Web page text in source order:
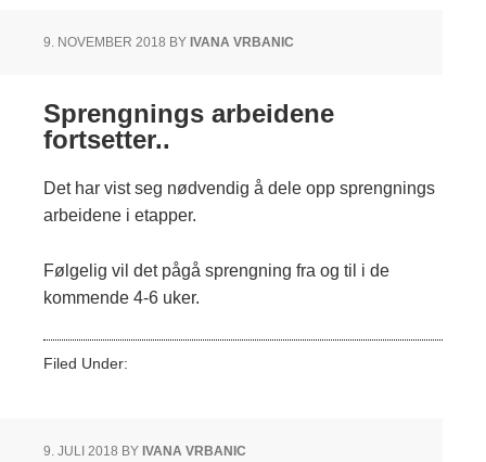
9. NOVEMBER 2018 BY IVANA VRBANIC
Sprengnings arbeidene
fortsetter..
Det har vist seg nødvendig å dele opp sprengnings
arbeidene i etapper.
Følgelig vil det pågå sprengning fra og til i de
kommende 4-6 uker.
Filed Under:
9. JULI 2018 BY IVANA VRBANIC